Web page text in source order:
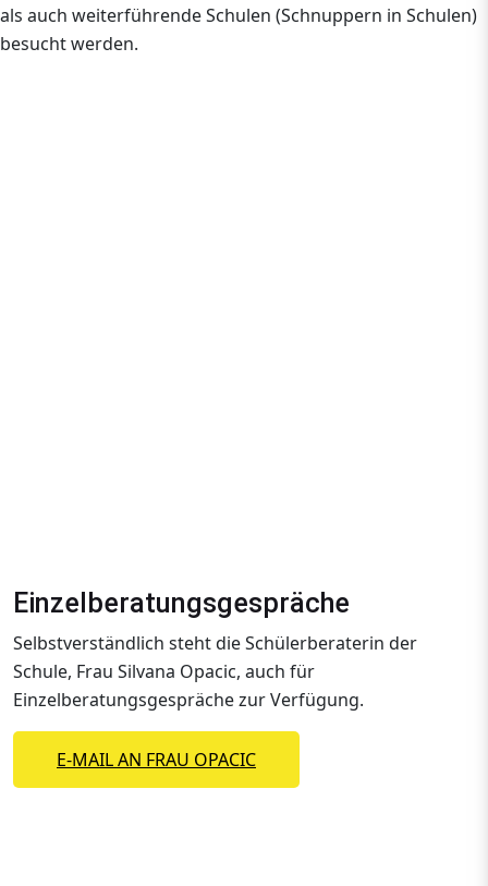
als auch weiterführende Schulen (Schnuppern in Schulen)
besucht werden.
Einzelberatungsgespräche
Selbstverständlich steht die Schülerberaterin der
Schule, Frau Silvana Opacic, auch für
Einzelberatungsgespräche zur Verfügung.
E-MAIL AN FRAU OPACIC